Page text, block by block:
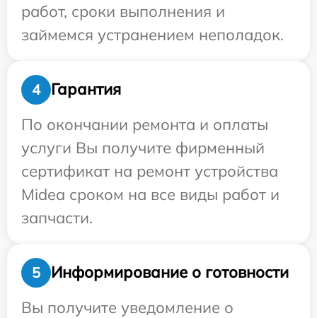
работ, сроки выполнения и
займемся устранением неполадок.
4
Гарантия
По окончании ремонта и оплаты
услуги Вы получите фирменный
сертификат на ремонт устройства
Midea сроком на все виды работ и
запчасти.
5
Информирование о готовности
Вы получите уведомление о